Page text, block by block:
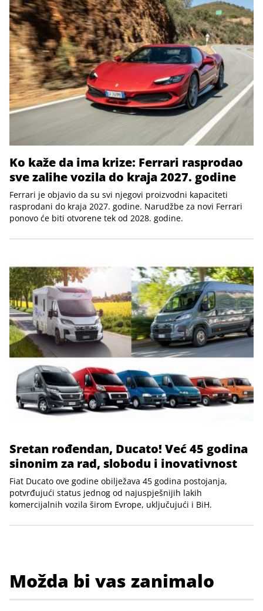
Ko kaže da ima krize: Ferrari rasprodao
sve zalihe vozila do kraja 2027. godine
Ferrari je objavio da su svi njegovi proizvodni kapaciteti
rasprodani do kraja 2027. godine. Narudžbe za novi Ferrari
ponovo će biti otvorene tek od 2028. godine.
Sretan rođendan, Ducato! Već 45 godina
sinonim za rad, slobodu i inovativnost
Fiat Ducato ove godine obilježava 45 godina postojanja,
potvrđujući status jednog od najuspješnijih lakih
komercijalnih vozila širom Evrope, uključujući i BiH.
Možda bi vas zanimalo